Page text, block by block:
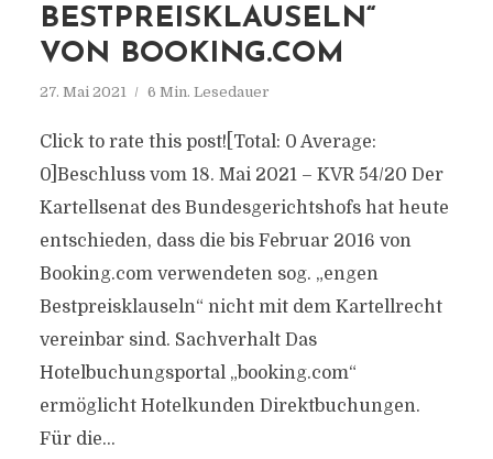
BESTPREISKLAUSELN“
VON BOOKING.COM
27. Mai 2021 6 Min. Lesedauer
Click to rate this post![Total: 0 Average:
0]Beschluss vom 18. Mai 2021 – KVR 54/20 Der
Kartellsenat des Bundesgerichtshofs hat heute
entschieden, dass die bis Februar 2016 von
Booking.com verwendeten sog. „engen
Bestpreisklauseln“ nicht mit dem Kartellrecht
vereinbar sind. Sachverhalt Das
Hotelbuchungsportal „booking.com“
ermöglicht Hotelkunden Direktbuchungen.
Für die...